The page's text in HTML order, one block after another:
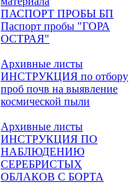
ПАСПОРТ ПРОБЫ БП
Паспорт пробы "ГОРА
ОСТРАЯ"
Архивные листы
ИНСТРУКЦИЯ по отбору
проб почв на выявление
космической пыли
Архивные листы
ИНСТРУКЦИЯ ПО
НАБЛЮДЕНИЮ
СЕРЕБРИСТЫХ
ОБЛАКОВ С БОРТА